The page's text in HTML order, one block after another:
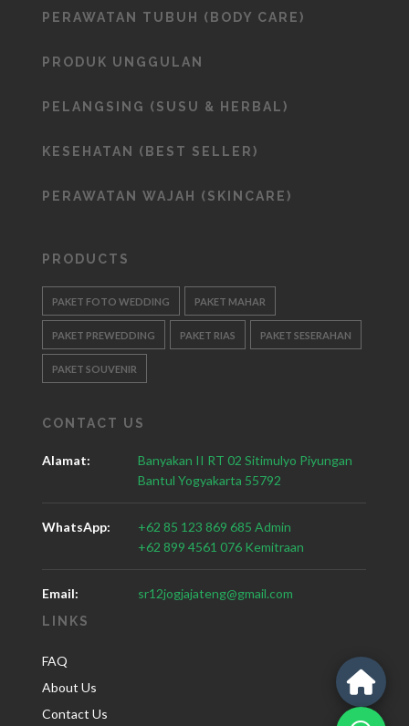
PERAWATAN TUBUH (BODY CARE)
PRODUK UNGGULAN
PELANGSING (SUSU & HERBAL)
KESEHATAN (BEST SELLER)
PERAWATAN WAJAH (SKINCARE)
PRODUCTS
PAKET FOTO WEDDING PAKET MAHAR
PAKET PREWEDDING PAKET RIAS PAKET SESERAHAN
PAKET SOUVENIR
CONTACT US
Alamat:
Banyakan II RT 02 Sitimulyo Piyungan
Bantul Yogyakarta 55792
WhatsApp:
+62 85 123 869 685 Admin
+62 899 4561 076 Kemitraan
Email: sr12jogjajateng@gmail.com
LINKS
FAQ
About Us
Contact Us